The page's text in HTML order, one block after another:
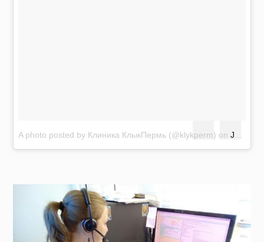
A photo posted by Клиника КлыкПермь (@klykperm) onJul 1, 2016 at 5:07pm PDT